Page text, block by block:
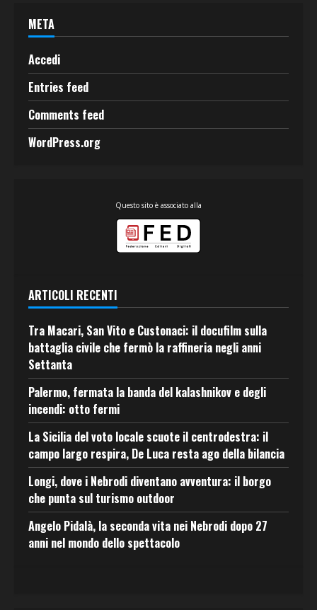
META
Accedi
Entries feed
Comments feed
WordPress.org
Questo sito è associato alla
ARTICOLI RECENTI
Tra Macari, San Vito e Custonaci: il docufilm sulla
battaglia civile che fermò la raffineria negli anni
Settanta
Palermo, fermata la banda del kalashnikov e degli
incendi: otto fermi
La Sicilia del voto locale scuote il centrodestra: il
campo largo respira, De Luca resta ago della bilancia
Longi, dove i Nebrodi diventano avventura: il borgo
che punta sul turismo outdoor
Angelo Pidalà, la seconda vita nei Nebrodi dopo 27
anni nel mondo dello spettacolo